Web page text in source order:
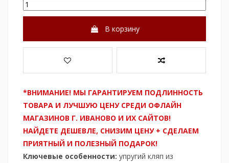
В корзину
*ВНИМАНИЕ! МЫ ГАРАНТИРУЕМ ПОДЛИННОСТЬ
ТОВАРА И ЛУЧШУЮ ЦЕНУ СРЕДИ ОФЛАЙН
МАГАЗИНОВ Г. ИВАНОВО И ИХ САЙТОВ!
НАЙДЕТЕ ДЕШЕВЛЕ, СНИЗИМ ЦЕНУ + СДЕЛАЕМ
ПРИЯТНЫЙ И ПОЛЕЗНЫЙ ПОДАРОК!
Ключевые особенности: упругий кляп из